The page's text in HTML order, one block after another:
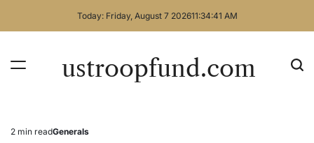
Today: Friday, August 7 202611:34:42 AM
ustroopfund.com
Estimated
2 min readPosted
Generals